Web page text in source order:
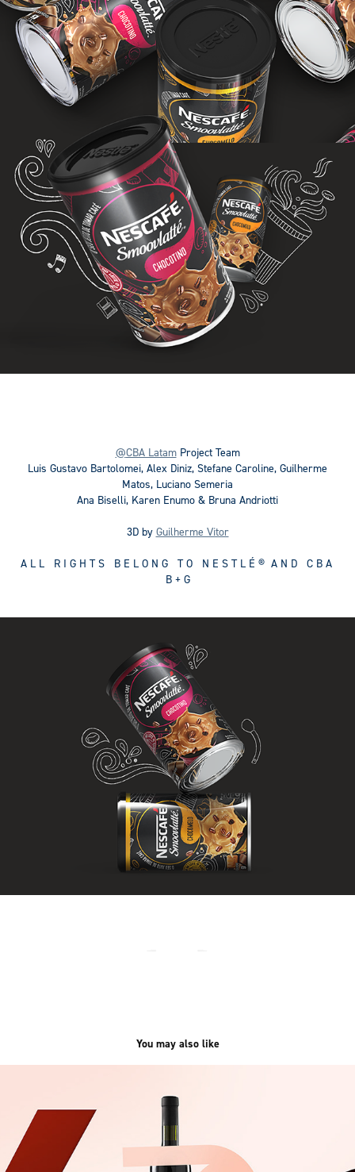
@CBA LatamProject Team
Luis Gustavo Bartolomei, Alex Diniz, Stefane Caroline, Guilherme
Matos, Luciano Semeria
Ana Biselli, Karen Enumo & Bruna Andriotti
3D by Guilherme Vitor
AL L R I G H T S B E L O N G T O N E S T L É ® A N D C B A
B + G
You may also like